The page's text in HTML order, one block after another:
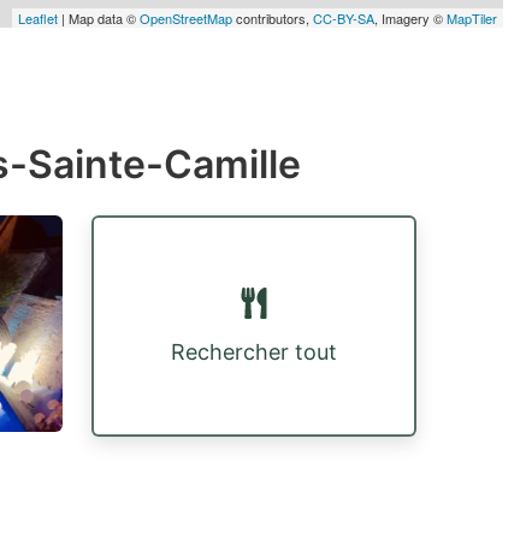
Leaflet | Map data ©OpenStreetMapcontributors, CC-BY-SA, Imagery ©MapTiler
Sainte-Camille
Rechercher tout